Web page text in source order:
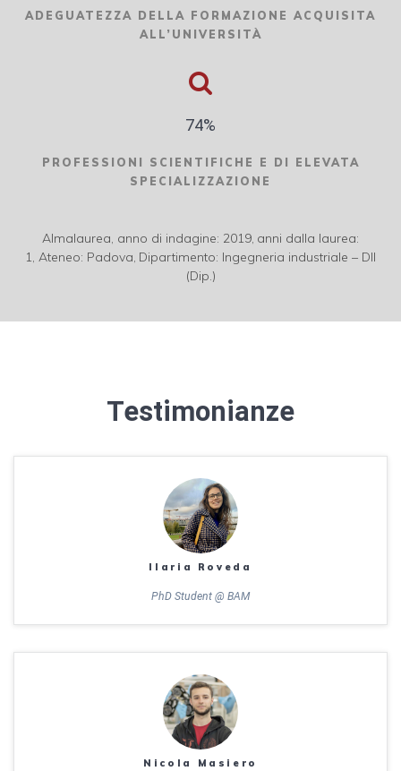
ADEGUATEZZA DELLA FORMAZIONE ACQUISITA
ALL’UNIVERSITÀ
74%
PROFESSIONI SCIENTIFICHE E
DI ELEVATA
SPECIALIZZAZIONE
Almalaurea, anno di indagine: 2019, anni dalla laurea:
1, Ateneo: Padova, Dipartimento: Ingegneria industriale – DII
(Dip.)
Testimonianze
Ilaria Roveda
PhD Student @ BAM
Nicola Masiero